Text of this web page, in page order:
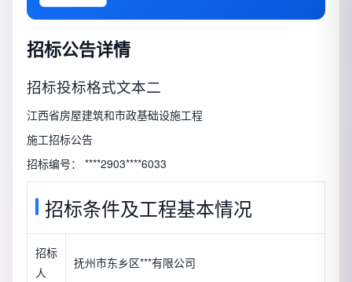
招标公告详情
招标投标格式文本二
江西省房屋建筑和市政基础设施工程
施工招标公告
招标编号： ****2903****6033
招标条件及工程基本情况
招标
人
抚州市东乡区***有限公司